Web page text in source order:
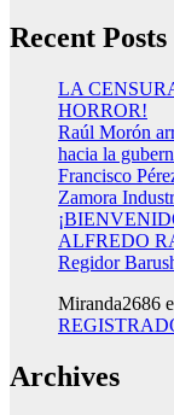
Recent Posts
LA
HORROR!
Raúl Morón
hacia la
Francisco
Zamora
ALFREDO
Regidor
Miranda2686
Archives